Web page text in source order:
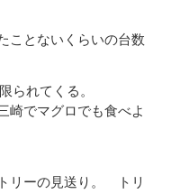
ことないくらいの台数
られてくる。
崎でマグロでも食べよ
リーの見送り。 トリ